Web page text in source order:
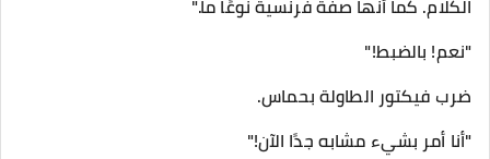
الكلام. كما أنها صفة فرنسية نوعًا ما."
"نعم! بالضبط!"
ضرب فيكتور الطاولة بحماس.
"أنا أمر بشيء مشابه جدًا الآن!"